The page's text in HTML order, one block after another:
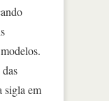
sigla em